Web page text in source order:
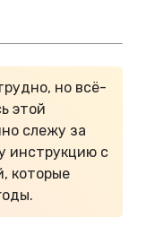
но всё-
этой
слежу за
инструкцию с
которые